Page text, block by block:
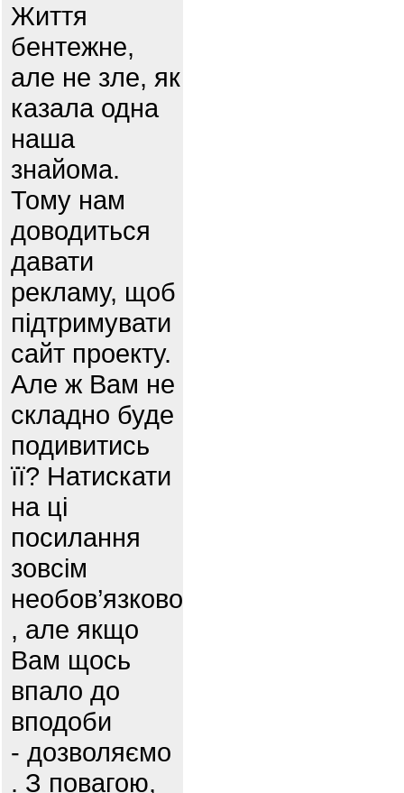
Життя
бентежне,
але не зле, як
казала одна
наша
знайома.
Тому нам
доводиться
давати
рекламу, щоб
підтримувати
сайт проекту.
Але ж Вам не
складно буде
подивитись
її? Натискати
на ці
посилання
зовсім
необов’язково
, але якщо
Вам щось
впало до
вподоби
- дозволяємо
. З повагою,